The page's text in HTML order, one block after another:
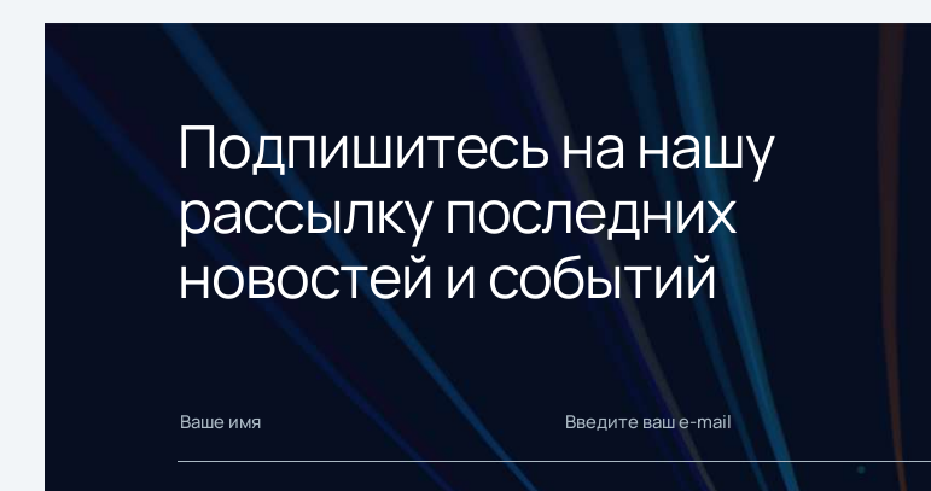
Подпишитесь на нашу
рассылку последних
новостей и событий